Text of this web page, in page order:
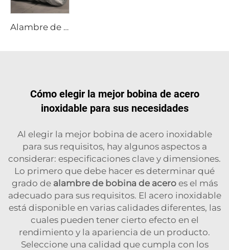
Alambre de acero galvanizado varilla GI
Cómo elegir la mejor bobina de acero
inoxidable para sus necesidades
Al elegir la mejor bobina de acero inoxidable
para sus requisitos, hay algunos aspectos a
considerar: especificaciones clave y dimensiones.
Lo primero que debe hacer es determinar qué
grado de alambre de bobina de acero es el más
adecuado para sus requisitos. El acero inoxidable
está disponible en varias calidades diferentes, las
cuales pueden tener cierto efecto en el
rendimiento y la apariencia de un producto.
Seleccione una calidad que cumpla con los